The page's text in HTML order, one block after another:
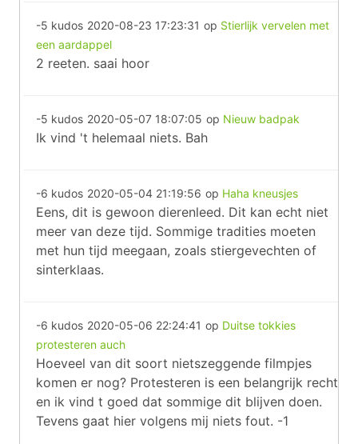
-5 kudos 2020-08-23 17:23:31 op Stierlijk vervelen met
een aardappel
2 reeten. saai hoor
-5 kudos 2020-05-07 18:07:05 op Nieuw badpak
Ik vind 't helemaal niets. Bah
-6 kudos 2020-05-04 21:19:56 op Haha kneusjes
Eens, dit is gewoon dierenleed. Dit kan echt niet
meer van deze tijd. Sommige tradities moeten
met hun tijd meegaan, zoals stiergevechten of
sinterklaas.
-6 kudos 2020-05-06 22:24:41 op Duitse tokkies
protesteren auch
Hoeveel van dit soort nietszeggende filmpjes
komen er nog? Protesteren is een belangrijk recht
en ik vind t goed dat sommige dit blijven doen.
Tevens gaat hier volgens mij niets fout. -1